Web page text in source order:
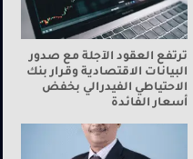
ترتفع العقود الآجلة مع صدور
البيانات الاقتصادية وقرار بنك
الاحتياطي الفيدرالي بخفض
أسعار الفائدة